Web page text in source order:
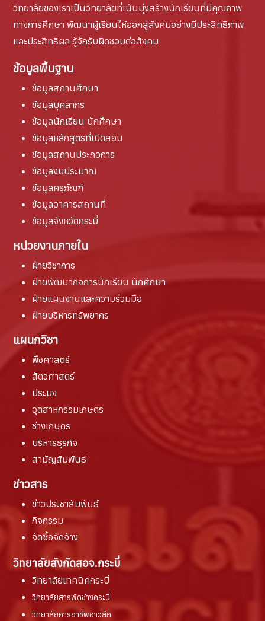
วิทยาลัยของเราเป็นวิทยาลัยที่เน้นมุ่งสร้างนักเรียนที่มีคุณภาพ
ทางการศึกษา พัฒนาผู้เรียนให้ออกสู่สังคมอย่างมีประสิทธิภาพ
และประสิทธิผล รู้จักรับผิดชอบต่อสังคม
ข้อมูลพื้นฐาน
ข้อมูลสถานศึกษา
ข้อมูลบุคลากร
ข้อมูลนักเรียน นักศึกษา
ข้อมูลหลักสูตรที่เปิดสอน
ข้อมูลสถานประกอการ
ข้อมูลงบประมาณ
ข้อมูลครุภัณฑ์
ข้อมูลอาคารสถานที่
ข้อมูลจังหวัดกระบี่
หน่วยงานภายใน
ฝ่ายวิชาการ
ฝ่ายพัฒนากิจการนักเรียน นักศึกษา
ฝ่ายแผนงานและความร่วมมือ
ฝ่ายบริหารทรัพยากร
แผนกวิชา
พืชศาสตร์
สัตวศาสตร์
ประมง
อุตสาหกรรมเกษตร
ช่างเกษตร
บริหารธุรกิจ
สามัญสัมพันธ์
ข่าวสาร
ข่าวประชาสัมพันธ์
กิจกรรม
จัดซื้อจัดจ้าง
วิทยาลัยสังกัดสอจ.กระบี่
วิทยาลัยเทคนิคกระบี่
วิทยาลัยสารพัดช่างกระบี่
วิทยาลัยการอาชีพอ่าวลึก